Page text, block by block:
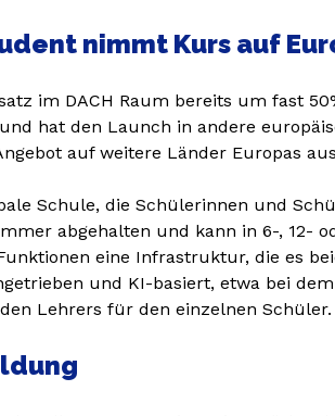
nimmt Kurs auf
im DACH Raum bereits um fast
hat den Launch in andere
auf weitere Länder Europas
Schule, die Schülerinnen und
abgehalten und kann in 6-, 12-
eine Infrastruktur, die es
und KI-basiert, etwa bei
Lehrers für den einzelnen Schüler.